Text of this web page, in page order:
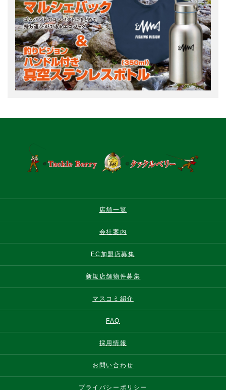
店舗一覧
会社案内
FC加盟店募集
新規店舗物件募集
マスコミ紹介
FAQ
採用情報
お問い合わせ
プライバシーポリシー